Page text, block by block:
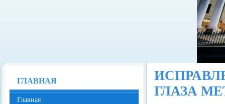
ГЛАЗА
ГЛАВНАЯ
Главная